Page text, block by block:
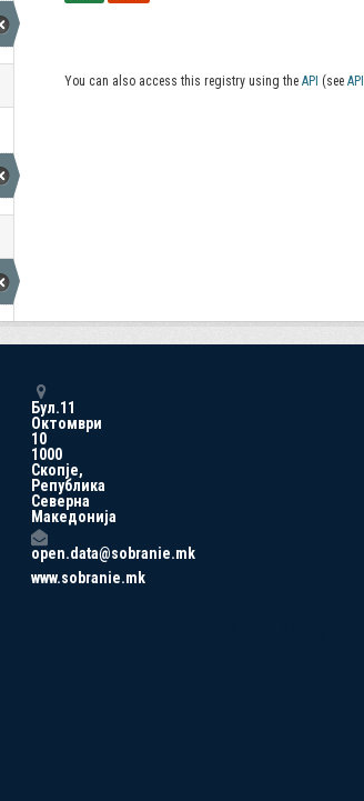
You can also access this registry using the API (see
Бул.11
Октомври
10
1000
Скопје,
Република
Северна
Македонија
open.data@sobranie.mk
www.sobranie.mk